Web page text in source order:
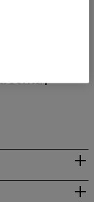
Co. KG |